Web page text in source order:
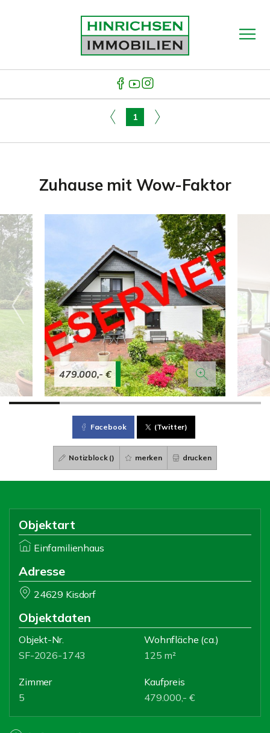
1
Zuhause mit Wow-Faktor
479.000,- €
Facebook (Twitter)
Notizblock () merken drucken
Objektart
Einfamilienhaus
Adresse
24629 Kisdorf
Objektdaten
Objekt-Nr.
SF-2026-1743
Wohnfläche (ca.)
125 m²
Zimmer
5
Kaufpreis
479.000,- €